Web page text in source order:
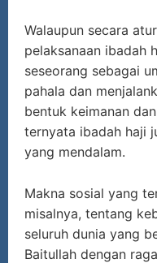
Walaupun secara
pelaksanaan ibadah
seseorang sebagai
pahala dan
bentuk keimanan
ternyata ibadah haji
yang mendalam.
Makna sosial yang
misalnya, tentang
seluruh dunia yang
Baitullah dengan